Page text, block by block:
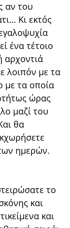
αν του
Κι εκτός
ένα τέτοιο
αρχοντιά
λοιπόν με τα
με τα οποία
ώρας
μαζί του
θα
ημερών.
το
και
και